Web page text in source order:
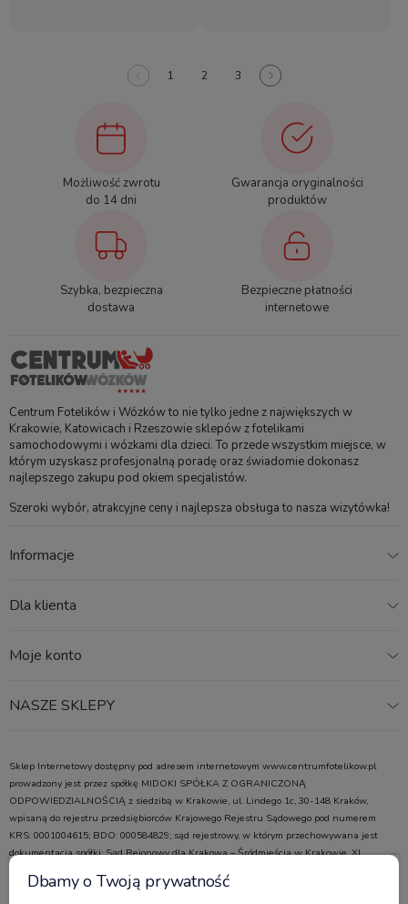
1 2 3
Możliwość zwrotu
do 14 dni
Gwarancja oryginalności
produktów
Szybka, bezpieczna
dostawa
Bezpieczne płatności
internetowe
Centrum Fotelików i Wózków to nie tylko jedne z największych w
Krakowie, Katowicach i Rzeszowie sklepów z fotelikami
samochodowymi i wózkami dla dzieci. To przede wszystkim miejsce, w
którym uzyskasz profesjonalną poradę oraz świadomie dokonasz
najlepszego zakupu pod okiem specjalistów.
Szeroki wybór, atrakcyjne ceny i najlepsza obsługa to nasza wizytówka!
Informacje
Dla klienta
Moje konto
NASZE SKLEPY
Sklep Internetowy dostępny pod adresem internetowym www.centrumfotelikow.pl
prowadzony jest przez spółkę MIDOKI SPÓŁKA Z OGRANICZONĄ
ODPOWIEDZIALNOŚCIĄ z siedzibą w Krakowie, ul. Lindego 1c, 30-148 Kraków,
wpisaną do rejestru przedsiębiorców Krajowego Rejestru Sądowego pod numerem
KRS: 0001004615; BDO: 000584829; sąd rejestrowy, w którym przechowywana jest
dokumentacja spółki: Sąd Rejonowy dla Krakowa – Śródmieścia w Krakowie, XI
100 000,00 zł; NIP 6772486997, REGON 523755854, adres poczty elektronicznej:
Dbamy o Twoją prywatność